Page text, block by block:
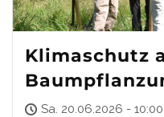
Klimaschutz
Tour zur
Sa. 20.06.2026 -